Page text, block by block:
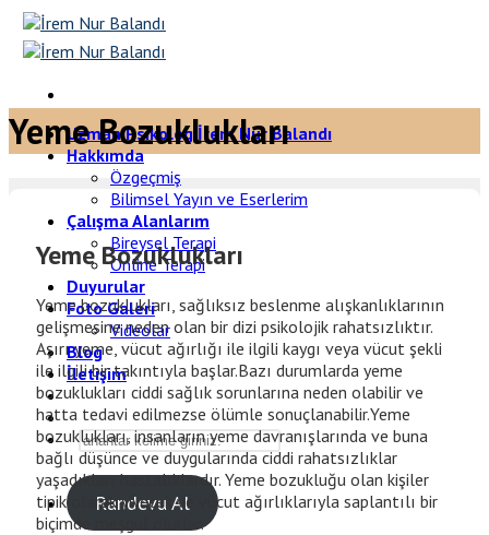
Skip
to
content
Uzman Psikolog İrem Nur Balandı
Hakkımda
Özgeçmiş
Bilimsel Yayın ve Eserlerim
Çalışma Alanlarım
Bireysel Terapi
Online Terapi
Duyurular
Foto Galeri
Videolar
Blog
İletişim
Randevu Al
Yeme Bozuklukları
Yeme Bozuklukları
Yeme bozuklukları, sağlıksız beslenme alışkanlıklarının
gelişmesine neden olan bir dizi psikolojik rahatsızlıktır.
Aşırı yeme, vücut ağırlığı ile ilgili kaygı veya vücut şekli
ile ilgili bir takıntıyla başlar.Bazı durumlarda yeme
bozuklukları ciddi sağlık sorunlarına neden olabilir ve
hatta tedavi edilmezse ölümle sonuçlanabilir.Yeme
bozuklukları, insanların yeme davranışlarında ve buna
bağlı düşünce ve duygularında ciddi rahatsızlıklar
yaşadıkları hastalıklardır. Yeme bozukluğu olan kişiler
tipik olarak yiyecek ve vücut ağırlıklarıyla saplantılı bir
biçimde meşgul olurlar.